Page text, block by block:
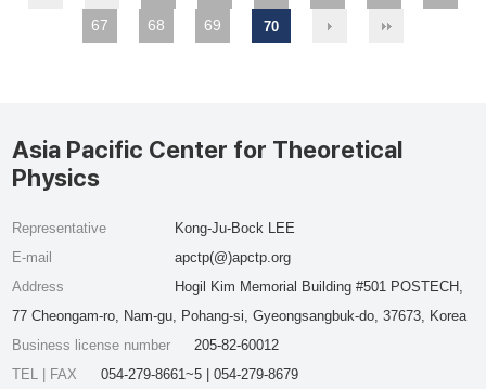
67
68 69 70
Asia Pacific Center for Theoretical
Physics
Representative
Kong-Ju-Bock LEE
E-mail
apctp(@)apctp.org
Address
Hogil Kim Memorial Building #501 POSTECH,
77 Cheongam-ro, Nam-gu, Pohang-si, Gyeongsangbuk-do, 37673, Korea
Business license number
205-82-60012
TEL | FAX
054-279-8661~5 | 054-279-8679